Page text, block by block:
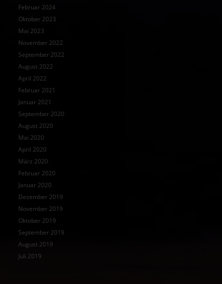
Februar 2024
Oktober 2023
Mai 2023
November 2022
September 2022
August 2022
April 2022
Februar 2021
Januar 2021
September 2020
August 2020
Mai 2020
April 2020
März 2020
Februar 2020
Januar 2020
Dezember 2019
November 2019
Oktober 2019
September 2019
August 2019
Juli 2019